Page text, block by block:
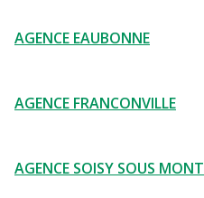
AGENCE EAUBONNE
AGENCE FRANCONVILLE
AGENCE SOISY SOUS